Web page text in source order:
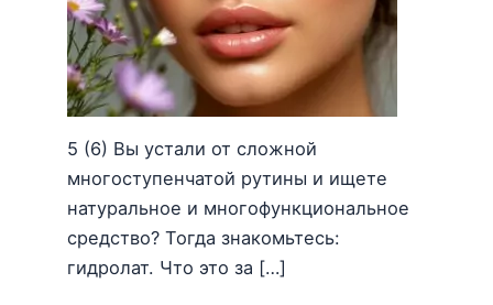
5 (6) Вы устали от сложной
многоступенчатой рутины и ищете
натуральное и многофункциональное
средство? Тогда знакомьтесь:
гидролат. Что это за […]